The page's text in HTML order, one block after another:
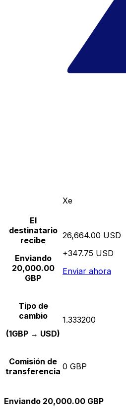
Xe
El
destinatario
recibe
Enviando
20,000.00
GBP
26,664.00 USD
+347.75 USD
Enviar ahora
Tipo de
cambio
(1GBP → USD)
1.333200
Comisión de
transferencia 0 GBP
Enviando 20,000.00 GBP